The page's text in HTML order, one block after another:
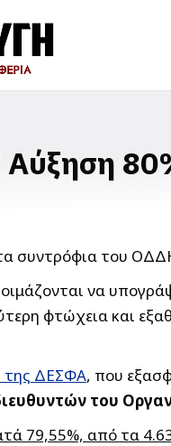
να
φτώχεια και
της ΔΕΣΦΑ, που
του
79,55%, από τα